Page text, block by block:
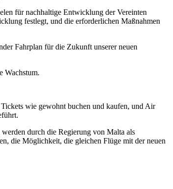
für nachhaltige Entwicklung der Vereinten
festlegt, und die erforderlichen Maßnahmen
Fahrplan für die Zukunft unserer neuen
Wachstum.
wie gewohnt buchen und kaufen, und Air
durch die Regierung von Malta als
die Möglichkeit, die gleichen Flüge mit der neuen